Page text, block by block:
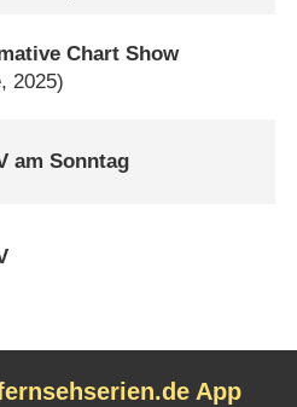
Chart Show
2025)
am Sonntag
App